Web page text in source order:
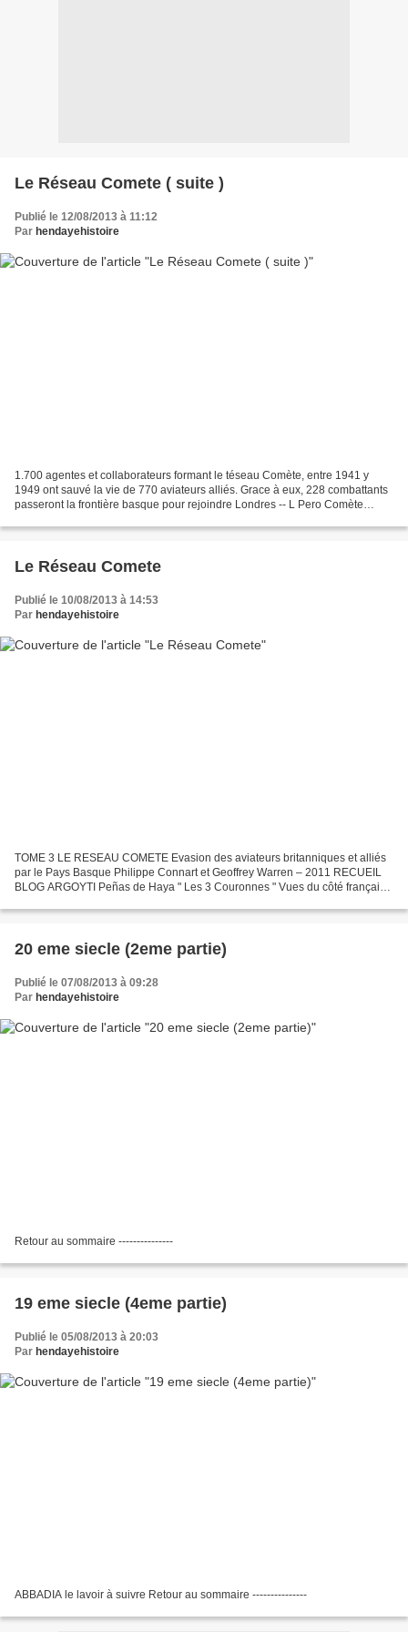
Le Réseau Comete ( suite )
Publié le 12/08/2013 à 11:12
Par hendayehistoire
1.700 agentes et collaborateurs formant le téseau Comète, entre 1941 y
1949 ont sauvé la vie de 770 aviateurs alliés. Grace à eux, 228 combattants
passeront la frontière basque pour rejoindre Londres -- L Pero Comète
Le Réseau Comete
Publié le 10/08/2013 à 14:53
Par hendayehistoire
TOME 3 LE RESEAU COMETE Evasion des aviateurs britanniques et alliés
par le Pays Basque Philippe Connart et Geoffrey Warren – 2011 RECUEIL
BLOG ARGOYTI Peñas de Haya " Les 3 Couronnes " Vues du côté français,
20 eme siecle (2eme partie)
Publié le 07/08/2013 à 09:28
Par hendayehistoire
Retour au sommaire ---------------
19 eme siecle (4eme partie)
Publié le 05/08/2013 à 20:03
Par hendayehistoire
ABBADIA le lavoir à suivre Retour au sommaire ---------------